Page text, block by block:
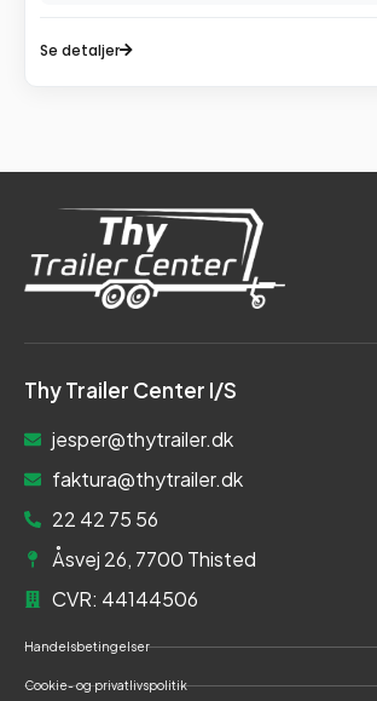
Se detaljer
Thy Trailer Center I/S
jesper@thytrailer.dk
faktura@thytrailer.dk
22 42 75 56
Åsvej 26, 7700 Thisted
CVR: 44144506
Handelsbetingelser
Cookie- og privatlivspolitik